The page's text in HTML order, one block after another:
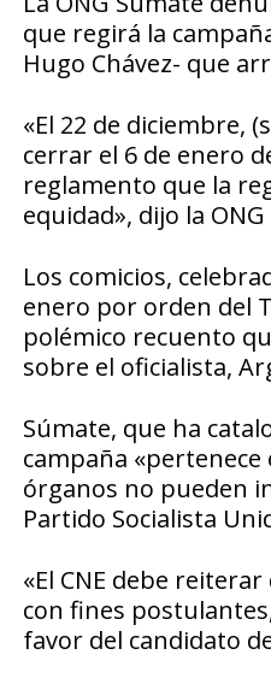
que regirá la
Hugo Chávez- que
«El 22 de diciembre,
cerrar el 6 de enero
reglamento que la
equidad», dijo la
Los comicios,
enero por orden del
polémico recuento
sobre el oficialista,
Súmate, que ha
campaña
órganos no pueden
Partido Socialista
«El CNE debe
con fines
favor del candidato